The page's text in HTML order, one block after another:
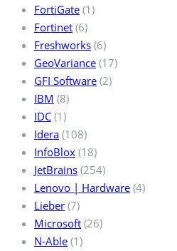
FortiGate (1)
Fortinet (6)
Freshworks (6)
GeoVariance (17)
GFI Software (2)
IBM (8)
IDC (1)
Idera (108)
InfoBlox (18)
JetBrains (254)
Lenovo | Hardware (4)
Lieber (7)
Microsoft (26)
N-Able (1)